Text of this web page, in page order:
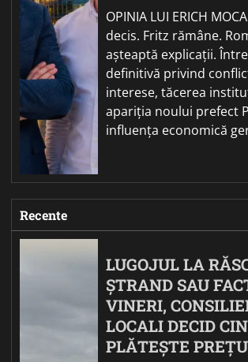
OPINIA LUI ERICH
decis. Fritz rămâne.
așteaptă explicații.
definitivă privind
interese, tăcerea
apariția noului prefect
influența economică
Recente
LUGOJUL LA
ȘTRAND SAU
VINERI,
LOCALI DECID
PLĂTEȘTE